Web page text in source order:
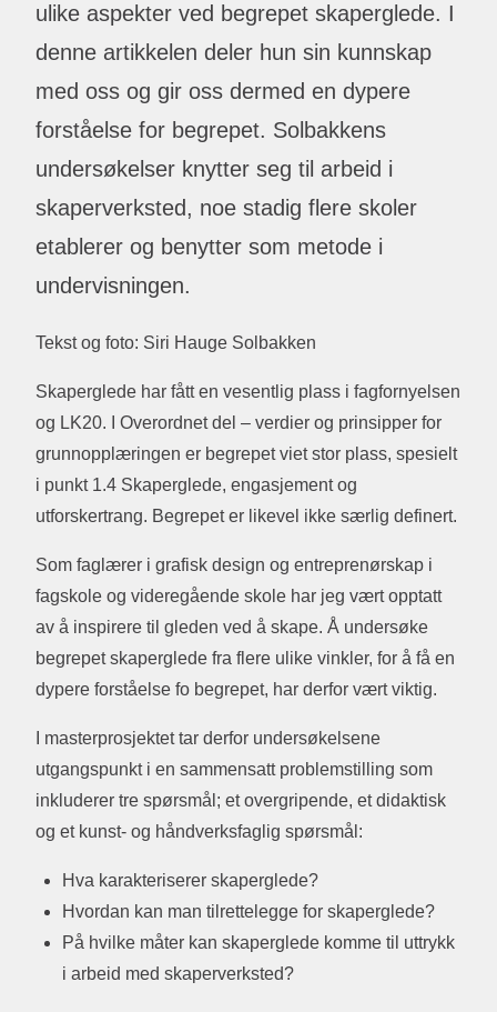
ulike aspekter ved begrepet skaperglede. I
denne artikkelen deler hun sin kunnskap
med oss og gir oss dermed en dypere
forståelse for begrepet. Solbakkens
undersøkelser knytter seg til arbeid i
skaperverksted, noe stadig flere skoler
etablerer og benytter som metode i
undervisningen.
Tekst og foto: Siri Hauge Solbakken
Skaperglede har fått en vesentlig plass i fagfornyelsen
og LK20. I Overordnet del – verdier og prinsipper for
grunnopplæringen er begrepet viet stor plass, spesielt
i punkt 1.4 Skaperglede, engasjement og
utforskertrang. Begrepet er likevel ikke særlig definert.
Som faglærer i grafisk design og entreprenørskap i
fagskole og videregående skole har jeg vært opptatt
av å inspirere til gleden ved å skape. Å undersøke
begrepet skaperglede fra flere ulike vinkler, for å få en
dypere forståelse fo begrepet, har derfor vært viktig.
I masterprosjektet tar derfor undersøkelsene
utgangspunkt i en sammensatt problemstilling som
inkluderer tre spørsmål; et overgripende, et didaktisk
og et kunst- og håndverksfaglig spørsmål:
Hva karakteriserer skaperglede?
Hvordan kan man tilrettelegge for skaperglede?
På hvilke måter kan skaperglede komme til uttrykk
i arbeid med skaperverksted?